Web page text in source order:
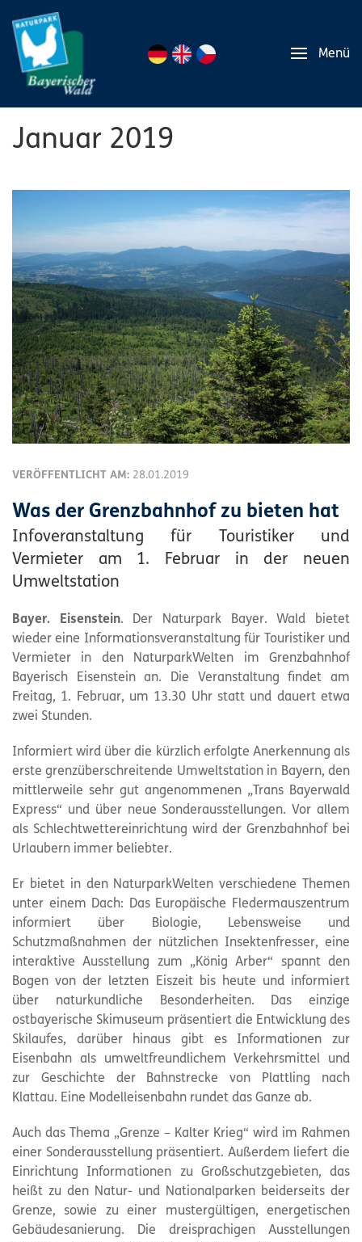
Menü
Januar 2019
VERÖFFENTLICHT AM: 28.01.2019
Was der Grenzbahnhof zu bieten hat
Infoveranstaltung für Touristiker und
Vermieter am 1. Februar in der neuen
Umweltstation
Bayer. Eisenstein. Der Naturpark Bayer. Wald bietet
wieder eine Informationsveranstaltung für Touristiker und
Vermieter in den NaturparkWelten im Grenzbahnhof
Bayerisch Eisenstein an. Die Veranstaltung findet am
Freitag, 1. Februar, um 13.30 Uhr statt und dauert etwa
zwei Stunden.
Informiert wird über die kürzlich erfolgte Anerkennung als
erste grenzüberschreitende Umweltstation in Bayern, den
mittlerweile sehr gut angenommenen „Trans Bayerwald
Express“ und über neue Sonderausstellungen. Vor allem
als Schlechtwettereinrichtung wird der Grenzbahnhof bei
Urlaubern immer beliebter.
Er bietet in den NaturparkWelten verschiedene Themen
unter einem Dach: Das Europäische Fledermauszentrum
informiert über Biologie, Lebensweise und
Schutzmaßnahmen der nützlichen Insektenfresser, eine
interaktive Ausstellung zum „König Arber“ spannt den
Bogen von der letzten Eiszeit bis heute und informiert
über naturkundliche Besonderheiten. Das einzige
ostbayerische Skimuseum präsentiert die Entwicklung des
Skilaufes, darüber hinaus gibt es Informationen zur
Eisenbahn als umweltfreundlichem Verkehrsmittel und
zur Geschichte der Bahnstrecke von Plattling nach
Klattau. Eine Modelleisenbahn rundet das Ganze ab.
Auch das Thema „Grenze – Kalter Krieg“ wird im Rahmen
einer Sonderausstellung präsentiert. Außerdem liefert die
Einrichtung Informationen zu Großschutzgebieten, das
heißt zu den Natur- und Nationalparken beiderseits der
Grenze, sowie zu einer mustergültigen, energetischen
Gebäudesanierung. Die dreisprachigen Ausstellungen